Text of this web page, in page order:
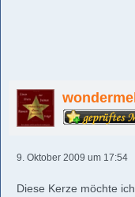
9. Oktober 2009 um 17:54
Diese Kerze möchte